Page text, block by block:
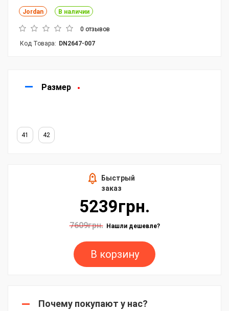
Jordan В наличии
0 отзывов
Код Товара: DN2647-007
Размер
41 42
Быстрый
заказ
5239грн.
7609грн. Нашли дешевле?
В корзину
Почему покупают у нас?